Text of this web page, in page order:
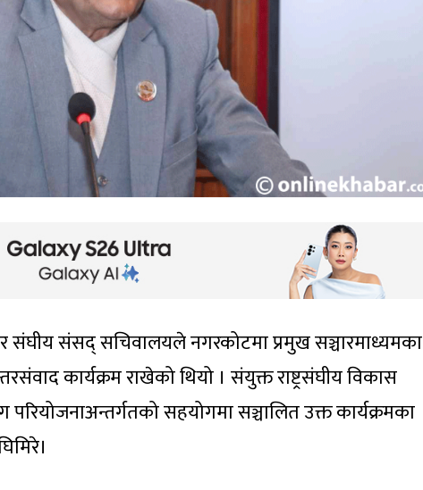
संघीय संसद् सचिवालयले नगरकोटमा प्रमुख सञ्चारमाध्यमका
कार्यक्रम राखेको थियो । संयुक्त राष्ट्रसंघीय विकास
सहयोगमा सञ्चालित उक्त कार्यक्रमका